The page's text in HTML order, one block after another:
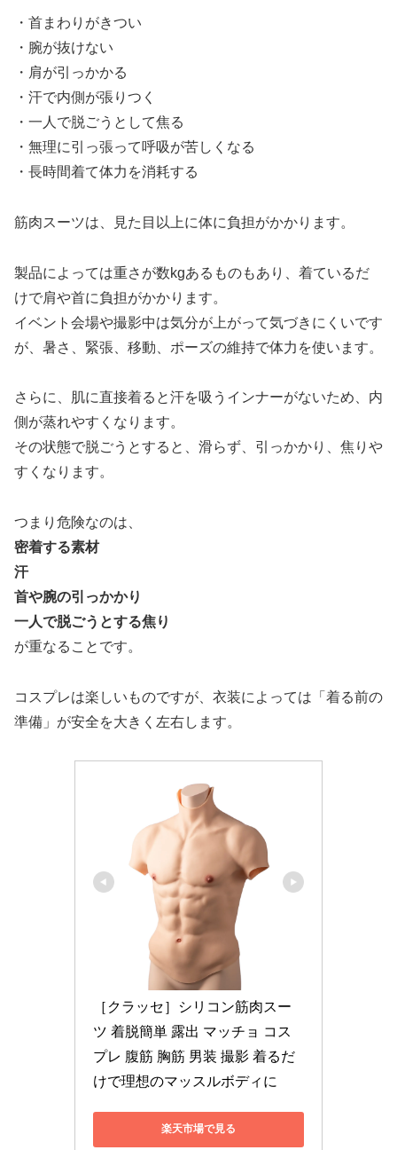
・首まわりがきつい
・腕が抜けない
・肩が引っかかる
・汗で内側が張りつく
・一人で脱ごうとして焦る
・無理に引っ張って呼吸が苦しくなる
・長時間着て体力を消耗する
筋肉スーツは、見た目以上に体に負担がかかります。
製品によっては重さが数kgあるものもあり、着ているだ
けで肩や首に負担がかかります。
イベント会場や撮影中は気分が上がって気づきにくいです
が、暑さ、緊張、移動、ポーズの維持で体力を使います。
さらに、肌に直接着ると汗を吸うインナーがないため、内
側が蒸れやすくなります。
その状態で脱ごうとすると、滑らず、引っかかり、焦りや
すくなります。
つまり危険なのは、
密着する素材
汗
首や腕の引っかかり
一人で脱ごうとする焦り
が重なることです。
コスプレは楽しいものですが、衣装によっては「着る前の
準備」が安全を大きく左右します。
［クラッセ］シリコン筋肉スー
ツ 着脱簡単 露出 マッチョ コス
プレ 腹筋 胸筋 男装 撮影 着るだ
けで理想のマッスルボディに
楽天市場で見る